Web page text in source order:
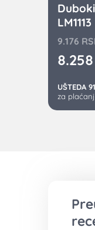
LM1113
9.176
8.258
UŠTEDA
za